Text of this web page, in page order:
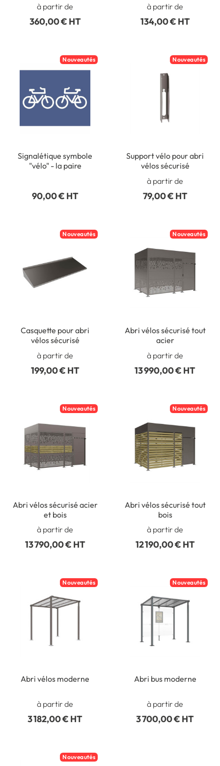
à partir de
360,00 € HT
à partir de
134,00 € HT
Nouveautés
Signalétique symbole
"vélo" - la paire
90,00 € HT
Nouveautés
Support vélo pour abri
vélos sécurisé
à partir de
79,00 € HT
Nouveautés
Casquette pour abri
vélos sécurisé
à partir de
199,00 € HT
Nouveautés
Abri vélos sécurisé tout
acier
à partir de
13 990,00 € HT
Nouveautés
Abri vélos sécurisé acier
et bois
à partir de
13 790,00 € HT
Nouveautés
Abri vélos sécurisé tout
bois
à partir de
12 190,00 € HT
Nouveautés
Abri vélos moderne
à partir de
3 182,00 € HT
Nouveautés
Abri bus moderne
à partir de
3 700,00 € HT
Nouveautés